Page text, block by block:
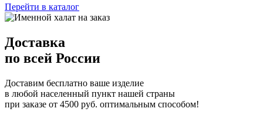
Перейти в каталог
Доставка
по всей России
Доставим бесплатно ваше изделие
в любой населенный пункт нашей страны
при заказе от 4500 руб. оптимальным способом!